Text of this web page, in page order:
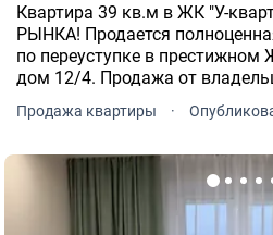
Квартира 39 кв.м в ЖК "У-
РЫНКА! Продается полноценная 1-комнатная квартира
по переуступке в
дом 12/4. Продажа от
скрытых комиссий или переплат
дома запланирована на 2
Продажа квартиры ·